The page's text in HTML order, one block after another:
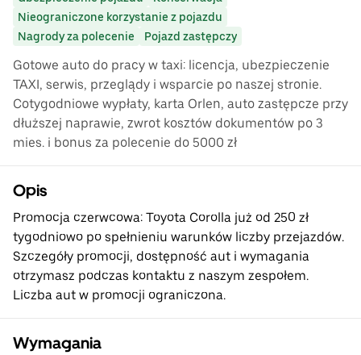
Nieograniczone korzystanie z pojazdu
Nagrody za polecenie
Pojazd zastępczy
Gotowe auto do pracy w taxi: licencja, ubezpieczenie
TAXI, serwis, przeglądy i wsparcie po naszej stronie.
Cotygodniowe wypłaty, karta Orlen, auto zastępcze przy
dłuższej naprawie, zwrot kosztów dokumentów po 3
mies. i bonus za polecenie do 5000 zł
Opis
Promocja czerwcowa: Toyota Corolla już od 250 zł
tygodniowo po spełnieniu warunków liczby przejazdów.
Szczegóły promocji, dostępność aut i wymagania
otrzymasz podczas kontaktu z naszym zespołem.
Liczba aut w promocji ograniczona.
Wymagania